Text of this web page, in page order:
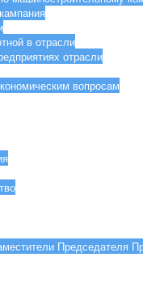
в отрасли
отрасли
вопросам
Председателя